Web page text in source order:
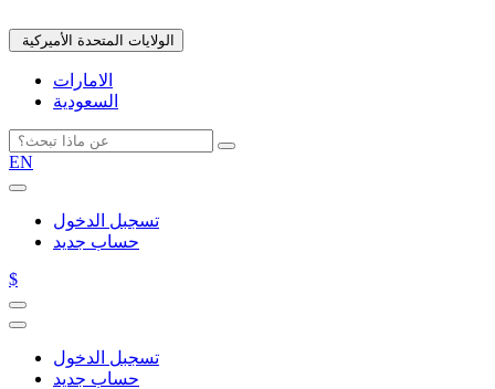
الولايات المتحدة الأميركية
الامارات
السعودية
EN
تسجبل الدخول
حساب جديد
$
تسجبل الدخول
حساب جديد